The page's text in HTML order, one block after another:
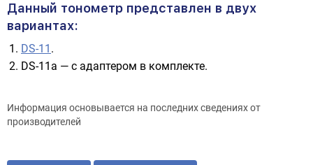
Данный тонометр представлен в двух
вариантах:
DS-11 .
DS-11а — с адаптером в комплекте.
Информация основывается на последних сведениях от
производителей